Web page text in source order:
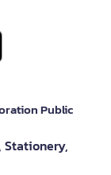
Public
Stationery,